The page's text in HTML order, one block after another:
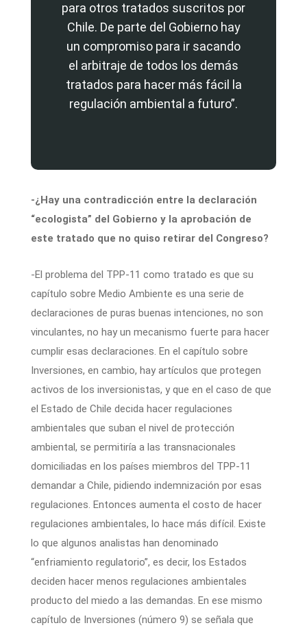
para otros tratados suscritos por
Chile. De parte del Gobierno hay
un compromiso para ir sacando
el arbitraje de todos los demás
tratados para hacer más fácil la
regulación ambiental a futuro”.
-¿Hay una contradicción entre la declaración
“ecologista” del Gobierno y la aprobación de
este tratado que no quiso retirar del Congreso?
-El problema del TPP-11 como tratado es que su
capítulo sobre Medio Ambiente es una serie de
declaraciones de puras buenas intenciones, no son
vinculantes, no hay un mecanismo fuerte para hacer
cumplir esas declaraciones. En el capítulo sobre
Inversiones, en cambio, hay artículos que protegen
activos de los inversionistas, y que en el caso de que
el Estado de Chile decida hacer regulaciones
ambientales que suban el nivel de protección
ambiental, se permitiría a las transnacionales
domiciliadas en los países miembros del TPP-11
demandar a Chile, pidiendo indemnización por esas
regulaciones. Entonces aumenta el costo de hacer
regulaciones ambientales, lo hace más difícil. Existe
lo que algunos analistas han denominado
“enfriamiento regulatorio”, es decir, los Estados
deciden hacer menos regulaciones ambientales
producto del miedo a las demandas. En ese mismo
capítulo de Inversiones (número 9) se señala que